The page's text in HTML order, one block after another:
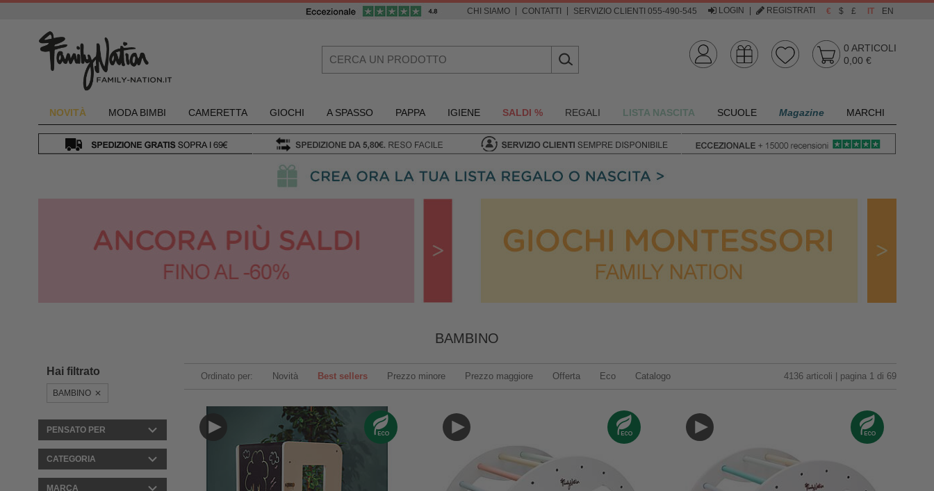
CHI SIAMO CONTATTI SERVIZIO CLIENTI 055-490-545 LOGIN REGISTRATI € $ £ IT EN
0 ARTICOLI
0,00 €
NOVITÀ MODA BIMBI CAMERETTA GIOCHI A SPASSO PAPPA IGIENE SALDI % REGALI LISTA NASCITA SCUOLE Magazine MARCHI
BAMBINO
Hai filtrato
BAMBINO
PENSATO PER
CATEGORIA
MARCA
Ordinato per: Novità Best sellers Prezzo minore Prezzo maggiore Offerta Eco Catalogo 4136 articoli | pagina 1 di 69